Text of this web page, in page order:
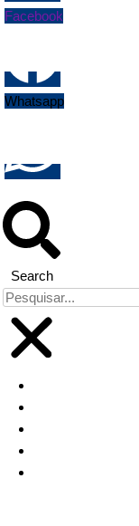
Facebook
Whatsapp
Search